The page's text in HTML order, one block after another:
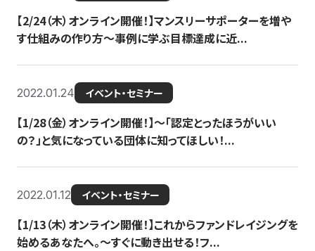
【2/24（木）オンライン開催！】マンスリーサポーターを増や
す仕組みの作り方〜事例に学ぶ目標達成に近...
2022.01.24 イベント・セミナー
【1/28（金）オンライン開催！】〜「認定とったほうがいい
の？」と気になっている団体に知ってほしい！...
2022.01.12 イベント・セミナー
【1/13（木）オンライン開催！】これからファンドレイジングを
始めるあなたへ。〜すぐに動き出せる！フ...